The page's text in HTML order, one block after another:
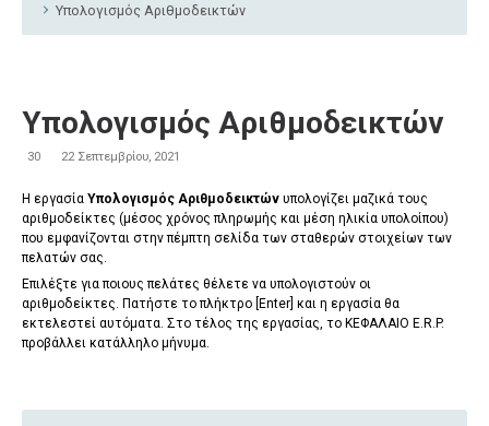
Υπολογισμός Αριθμοδεικτών
Υπολογισμός Αριθμοδεικτών
30 22 Σεπτεμβρίου, 2021
Η εργασία Υπολογισμός Αριθμοδεικτών υπολογίζει μαζικά τους
αριθμοδείκτες (μέσος χρόνος πληρωμής και μέση ηλικία υπολοίπου)
που εμφανίζονται στην πέμπτη σελίδα των σταθερών στοιχείων των
πελατών σας.
Επιλέξτε για ποιους πελάτες θέλετε να υπολογιστούν οι
αριθμοδείκτες. Πατήστε το πλήκτρο [ Enter ] και η εργασία θα
εκτελεστεί αυτόματα. Στο τέλος της εργασίας, το ΚΕΦΑΛΑΙΟ E.R.P.
προβάλλει κατάλληλο μήνυμα.